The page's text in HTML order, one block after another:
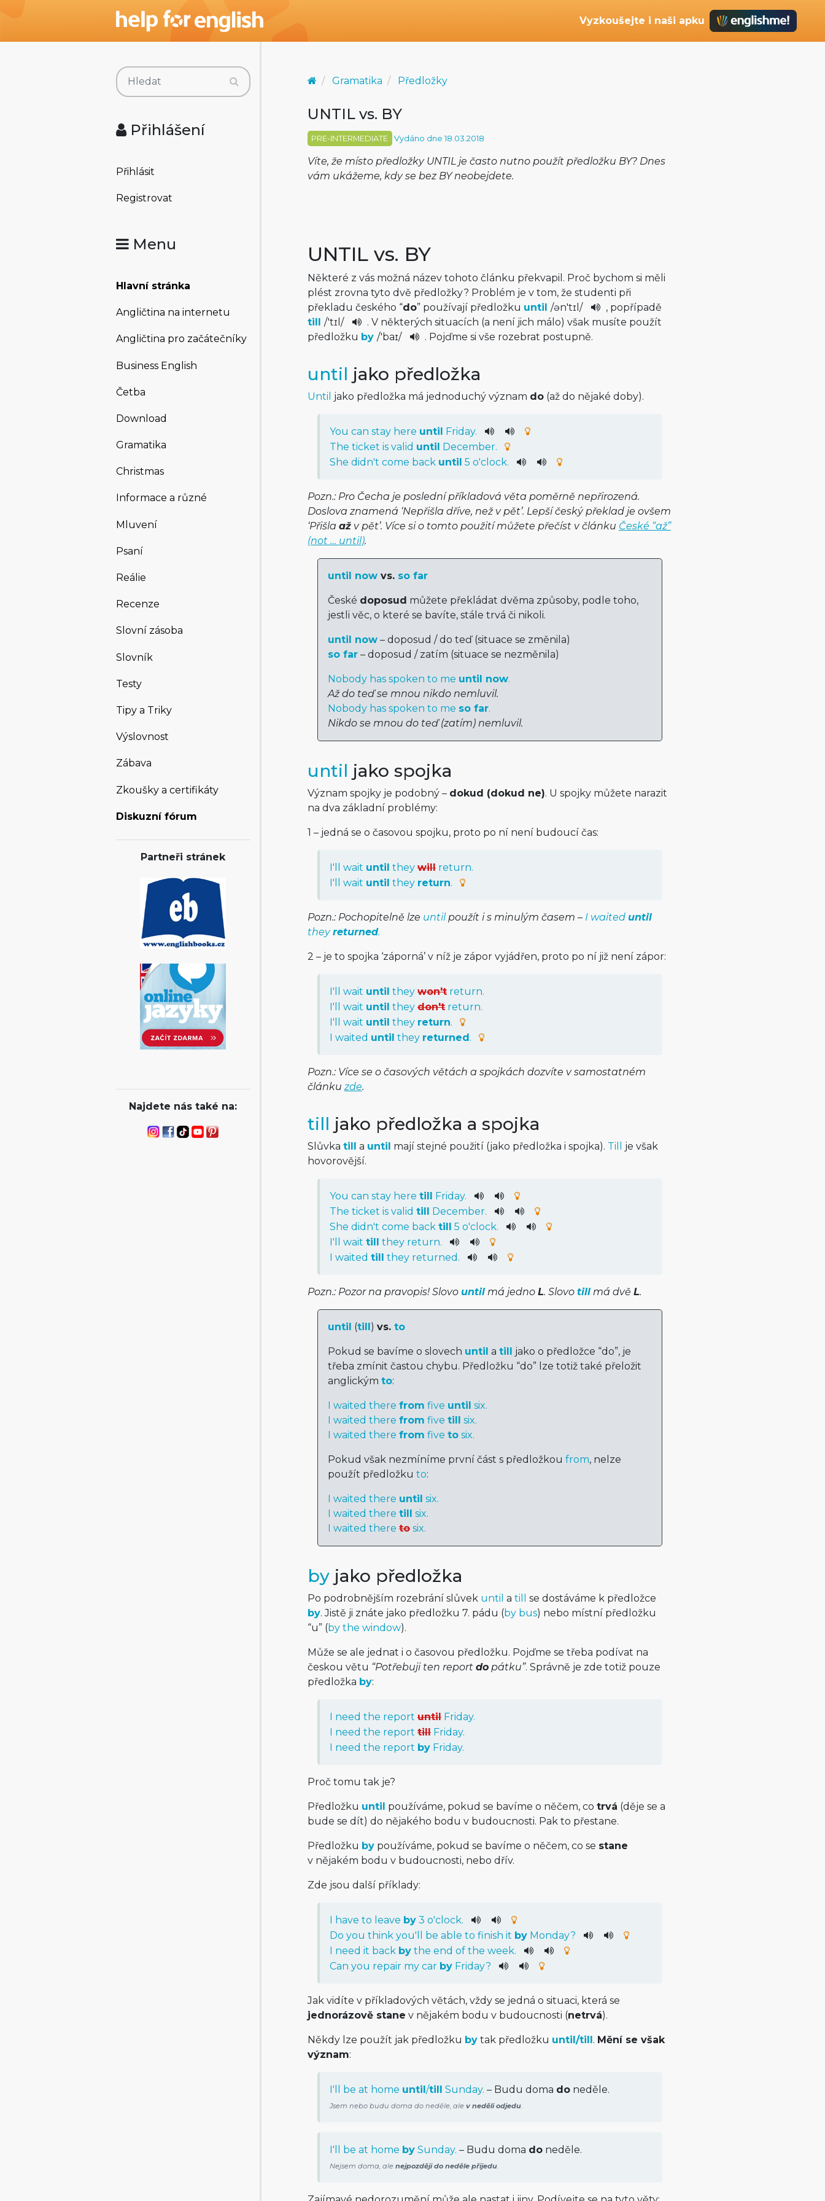
Vyzkoušejte i naši apku
Přihlášení
Přihlásit
Registrovat
Menu
Hlavní stránka
Angličtina na internetu
Angličtina pro začátečníky
Business English
Četba
Download
Gramatika
Christmas
Informace a různé
Mluvení
Psaní
Reálie
Recenze
Slovní zásoba
Slovník
Testy
Tipy a Triky
Výslovnost
Zábava
Zkoušky a certifikáty
Diskuzní fórum
Partneři stránek
Najdete nás také na:
Gramatika Předložky
UNTIL vs. BY
PRE-INTERMEDIATE Vydáno dne 18.03.2018
Víte, že místo předložky UNTIL je často nutno použít předložku BY? Dnes
vám ukážeme, kdy se bez BY neobejdete.
UNTIL vs. BY
Některé z vás možná název tohoto článku překvapil. Proč bychom si měli
plést zrovna tyto dvě předložky? Problém je v tom, že studenti při
překladu českého “do” používají předložku until /ən'tɪl /
, popřípadě
till /'tɪl /
. V některých situacích (a není jich málo) však musíte použít
předložku by /'baɪ/ . Pojďme si vše rozebrat postupně.
until jako předložka
Until jako předložka má jednoduchý význam do(až do nějaké doby).
You can stay here until Friday.
The ticket is valid until December.
She did n't come back until 5 o'clock.
Pozn.: Pro Čecha je poslední příkladová věta poměrně nepřirozená.
Doslova znamená ‘Nepřišla dříve, než v pět’. Lepší český překlad je ovšem
‘Přišla ažv pět’. Více si o tomto použití můžete přečíst v článku České “až”
(not … until).
until nowvs. so far
České doposud můžete překládat dvěma způsoby, podle toho,
jestli věc, o které se bavíte, stále trvá či nikoli.
until now– doposud / do teď (situace se změnila)
so far– doposud / zatím (situace se nezměnila)
Nobody has spoken to me until now.
Až do teď se mnou nikdo nemluvil.
Nobody has spoken to me so far.
Nikdo se mnou do teď (zatím) nemluvil.
until jako spojka
Význam spojky je podobný – dokud (dokud ne). U spojky můžete narazit
na dva základní problémy:
1 – jedná se o časovou spojku, proto po ní není budoucí čas:
I'll wait until they willreturn.
I'll wait until they return.
Pozn.: Pochopitelně lze untilpoužít i s minulým časem – I waited until
theyreturned.
2 – je to spojka ‘záporná’ v níž je zápor vyjádřen, proto po ní již není zápor:
I'll wait until they won'treturn.
I'll wait until they don'treturn.
I'll wait until they return.
I waited until they returned.
Pozn.: Více se o časových větách a spojkách dozvíte v samostatném
článku zde.
till jako předložka a spojka
Slůvka till a until mají stejné použití (jako předložka i spojka). Till
je však
hovorovější.
You can stay here till Friday.
The ticket is valid till December.
She did n't come back till 5 o'clock.
I'll wait till they return.
I waited till they returned .
Pozn.: Pozor na pravopis! Slovo untilmá jedno L. Slovo tillmá dvě L.
until (till) vs. to
Pokud se bavíme o slovech until a till jako o předložce “do”, je
třeba zmínit častou chybu. Předložku “do” lze totiž také přeložit
anglickým to:
I waited there from five until six.
I waited there from five till six.
I waited there from five tosix.
Pokud však nezmíníme první část s předložkou from, nelze
použít předložku to:
I waited there until six.
I waited there till six.
I waited there to six.
byjako předložka
Po podrobnějším rozebrání slůvek until a till
se dostáváme k předložce
by. Jistě ji znáte jako předložku 7. pádu (by bus) nebo místní předložku
“u” (by the window).
Může se ale jednat i o časovou předložku. Pojďme se třeba podívat na
českou větu “Potřebuji ten report dopátku”. Správně je zde totiž pouze
předložka by:
I need the report until Friday.
I need the report till Friday.
I need the report byFriday.
Proč tomu tak je?
Předložku until používáme, pokud se bavíme o něčem, co trvá (děje se a
bude se dít) do nějakého bodu v budoucnosti. Pak to přestane.
Předložku bypoužíváme, pokud se bavíme o něčem, co se stane
v nějakém bodu v budoucnosti, nebo dřív.
Zde jsou další příklady:
I have to leave by3 o'clock.
Do you think you'll be able to finish it by Monday?
I need it back by the end of the week.
Can you repair my car by Friday?
Jak vidíte v příkladových větách, vždy se jedná o situaci, která se
jednorázově stane v nějakém bodu v budoucnosti (netrvá).
Někdy lze použít jak předložku bytak předložku until/till. Mění se však
význam:
I'll be at home until/till Sunday. – Budu doma doneděle.
Jsem nebo budu doma do neděle, ale v neděli odjedu.
I'll be at home bySunday. – Budu doma doneděle.
Nejsem doma, ale nejpozději do neděle přijedu.